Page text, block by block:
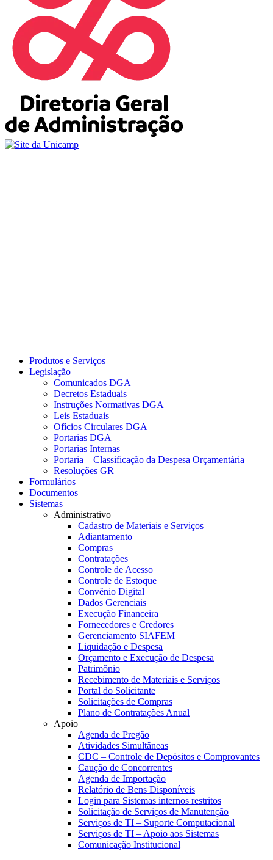
Produtos e Serviços
Legislação
Comunicados DGA
Decretos Estaduais
Instruções Normativas DGA
Leis Estaduais
Ofícios Circulares DGA
Portarias DGA
Portarias Internas
Portaria – Classificação da Despesa Orçamentária
Resoluções GR
Formulários
Documentos
Sistemas
Administrativo
Cadastro de Materiais e Serviços
Adiantamento
Compras
Contratações
Controle de Acesso
Controle de Estoque
Convênio Digital
Dados Gerenciais
Execução Financeira
Fornecedores e Credores
Gerenciamento SIAFEM
Liquidação e Despesa
Orçamento e Execução de Despesa
Patrimônio
Recebimento de Materiais e Serviços
Portal do Solicitante
Solicitações de Compras
Plano de Contratações Anual
Apoio
Agenda de Pregão
Atividades Simultâneas
CDC – Controle de Depósitos e Comprovantes
Caução de Concorrentes
Agenda de Importação
Relatório de Bens Disponíveis
Login para Sistemas internos restritos
Solicitação de Serviços de Manutenção
Serviços de TI – Suporte Computacional
Serviços de TI – Apoio aos Sistemas
Comunicação Institucional